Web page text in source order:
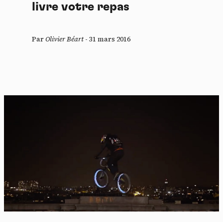
livre votre repas
ParOlivier Béart- 31 mars 2016